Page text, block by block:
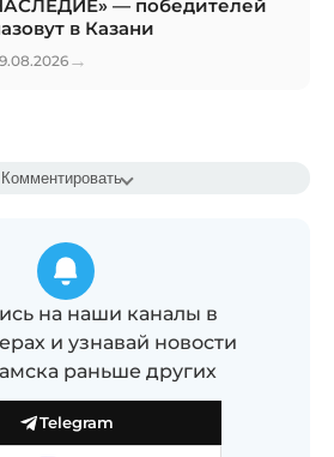
— победителей
в Казани
→
Комментировать
на наши каналы в
и узнавай новости
раньше других
Telegram